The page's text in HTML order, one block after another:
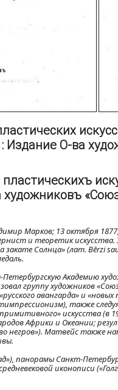
Издание О-ва
художниковъ
Марков; 13 октября
и теоретик
закате Солнца» (лат. Bērzi
Академию
группу художников
авангарда» и
также
искусства (в
Африки и Океании;
негров»). Матвейс также
панорамы Санкт-
иконописи